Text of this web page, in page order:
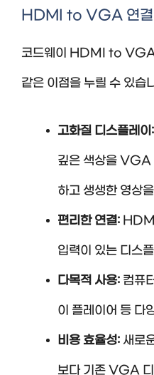
HDMI to VGA 연결
코드웨이 HDMI to VGA
같은 이점을 누릴 수 있습
고화질 디스플레이:
깊은 색상을 VGA
하고 생생한 영상
편리한 연결:
입력이 있는 디스
다목적 사용: 컴퓨
이 플레이어 등 다
비용 효율성: 새로
보다 기존 VGA